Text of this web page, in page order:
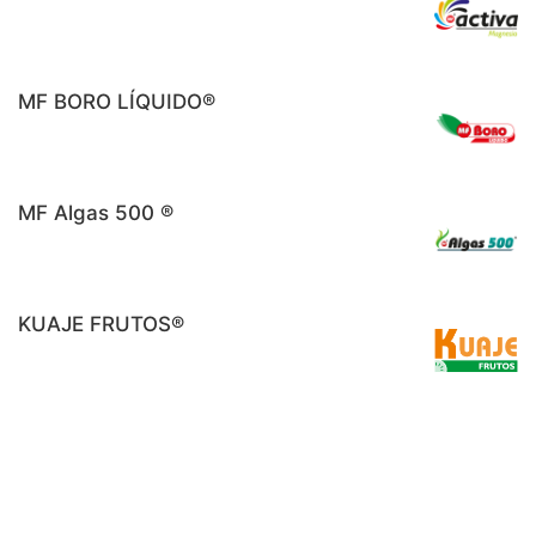
MF BORO LÍQUIDO®
MF Algas 500 ®
KUAJE FRUTOS®